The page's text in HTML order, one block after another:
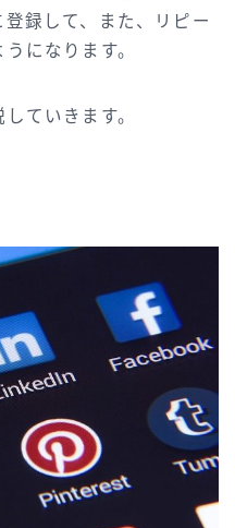
録して、また、リピー
になります。
ていきます。